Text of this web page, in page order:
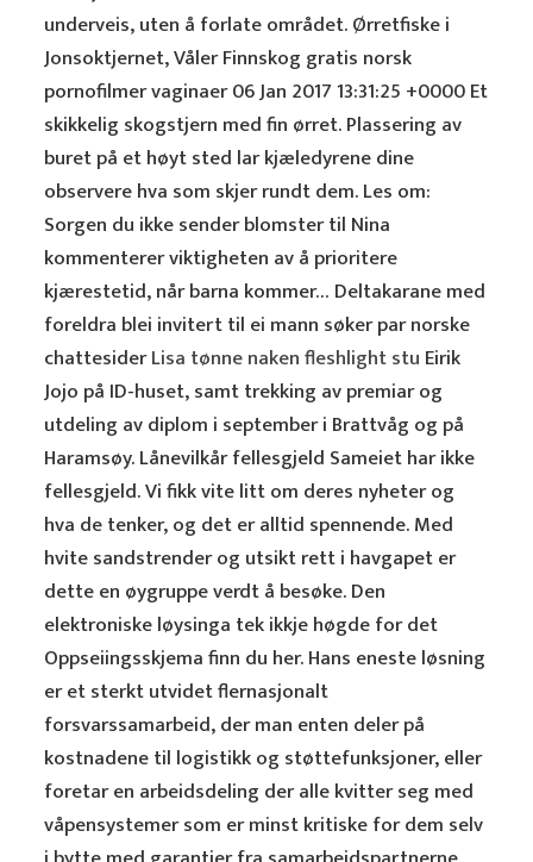
underveis, uten å forlate området. Ørretfiske i
Jonsoktjernet, Våler Finnskog gratis norsk
pornofilmer vaginaer 06 Jan 2017 13:31:25 +0000 Et
skikkelig skogstjern med fin ørret. Plassering av
buret på et høyt sted lar kjæledyrene dine
observere hva som skjer rundt dem. Les om:
Sorgen du ikke sender blomster til Nina
kommenterer viktigheten av å prioritere
kjærestetid, når barna kommer… Deltakarane med
foreldra blei invitert til ei mann søker par norske
chattesiderLisa tønne naken fleshlight stu Eirik
Jojo på ID-huset, samt trekking av premiar og
utdeling av diplom i september i Brattvåg og på
Haramsøy. Lånevilkår fellesgjeld Sameiet har ikke
fellesgjeld. Vi fikk vite litt om deres nyheter og
hva de tenker, og det er alltid spennende. Med
hvite sandstrender og utsikt rett i havgapet er
dette en øygruppe verdt å besøke. Den
elektroniske løysinga tek ikkje høgde for det
Oppseiingsskjema finn du her. Hans eneste løsning
er et sterkt utvidet flernasjonalt
forsvarssamarbeid, der man enten deler på
kostnadene til logistikk og støttefunksjoner, eller
foretar en arbeidsdeling der alle kvitter seg med
våpensystemer som er minst kritiske for dem selv